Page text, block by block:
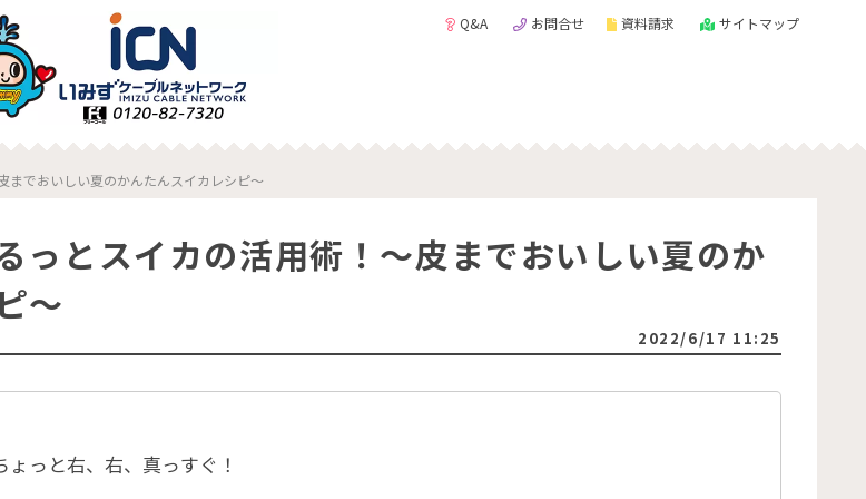
Q&A お問合せ 資料請求 サイトマップ
までおいしい夏のかんたんスイカレシピ～
っとスイカの活用術！～皮までおいしい夏のか
～
2022/6/17 11:25
っと右、右、真っすぐ！